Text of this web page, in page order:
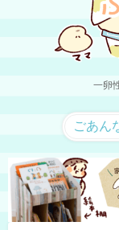
一卵
ごあん